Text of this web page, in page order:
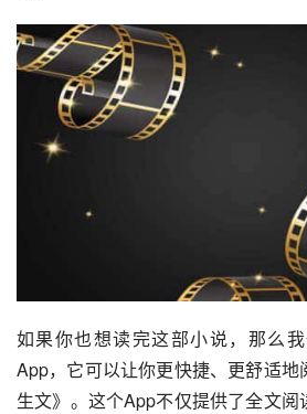
如果你也想读完这部小说，那么
App，它可以让你更快捷、更舒适地
生文》。这个App不仅提供了全文